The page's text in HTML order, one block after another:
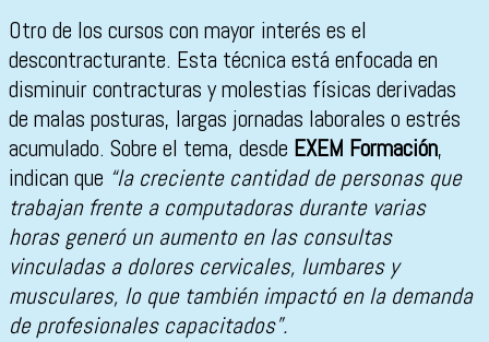
Otro de los cursos con mayor interés es el
descontracturante. Esta técnica está enfocada en
disminuir contracturas y molestias físicas derivadas
de malas posturas, largas jornadas laborales o estrés
acumulado. Sobre el tema, desde EXEM Formación,
indican que “la creciente cantidad de personas que
trabajan frente a computadoras durante varias
horas generó un aumento en las consultas
vinculadas a dolores cervicales, lumbares y
musculares, lo que también impactó en la demanda
de profesionales capacitados”.